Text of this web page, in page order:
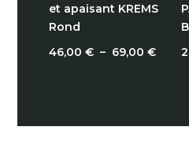
et apaisant KREMS
Rond
46,00€ – 69,00€Plage